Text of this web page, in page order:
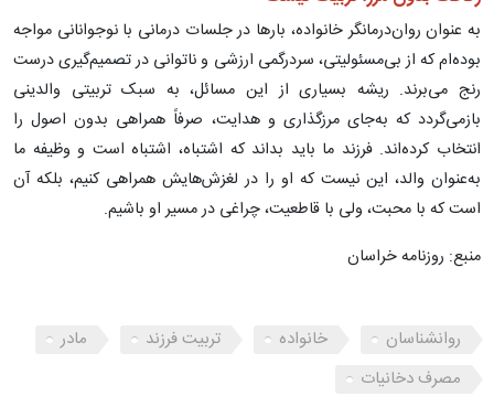
به عنوان روان‌درمانگر خانواده، بارها در جلسات درمانی با نوجوانانی مواجه
بوده‌ام که از بی‌مسئولیتی، سردرگمی ارزشی و ناتوانی در تصمیم‌گیری درست
رنج می‌برند. ریشه بسیاری از این مسائل، به سبک تربیتی والدینی
بازمی‌گردد که به‌جای مرزگذاری و هدایت، صرفاً همراهی بدون اصول را
انتخاب کرده‌اند. فرزند ما باید بداند که اشتباه، اشتباه است و وظیفه ما
به‌عنوان والد، این نیست که او را در لغزش‌هایش همراهی کنیم، بلکه آن
است که با محبت، ولی با قاطعیت، چراغی در مسیر او باشیم.
منبع: روزنامه خراسان
روانشناسان خانواده تربیت فرزند
مادر
مصرف دخانیات